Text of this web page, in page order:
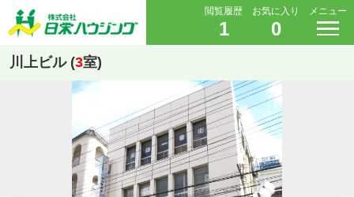
閲覧履歴
1
お気に入り
0
メニュー
川上ビル (3室)